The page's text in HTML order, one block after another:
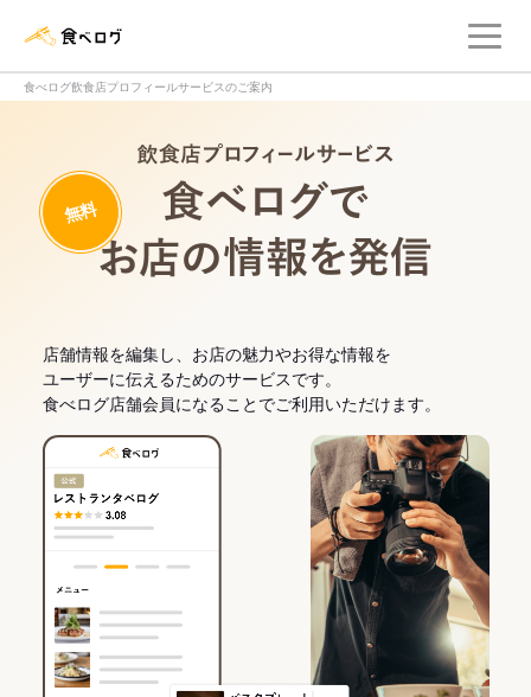
食べログ飲食店プロフィールサービスのご案内
無料
店舗情報を編集し、お店の魅力やお得な情報を
ユーザーに伝えるためのサービスです。
食べログ店舗会員になることでご利用いただけます。